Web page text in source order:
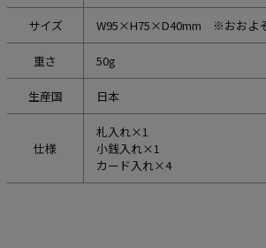
サイズ W95×H75×D40mm ※おおよ
重さ 50g
生産国 日本
仕様
札入れ×1
小銭入れ×1
カード入れ×4